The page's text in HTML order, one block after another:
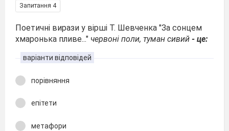
Запитання 4
Поетичні вирази у вірші Т. Шевченка "За сонцем
хмаронька пливе..." червоні поли, туман сивий - це:
варіанти відповідей
порівняння
епітети
метафори